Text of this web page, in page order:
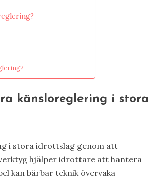
känsloreglering i stora
i stora idrottslag genom att
hjälper idrottare att hantera
kan bärbar teknik övervaka